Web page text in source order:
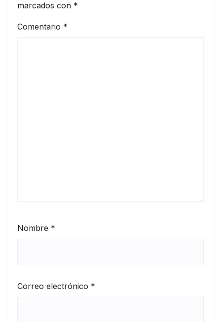
marcados con *
Comentario *
Nombre *
Correo electrónico *